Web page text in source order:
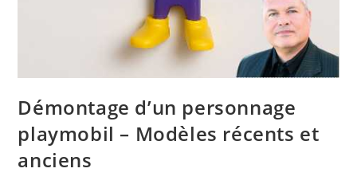
Démontage d’un personnage
playmobil – Modèles récents et
anciens